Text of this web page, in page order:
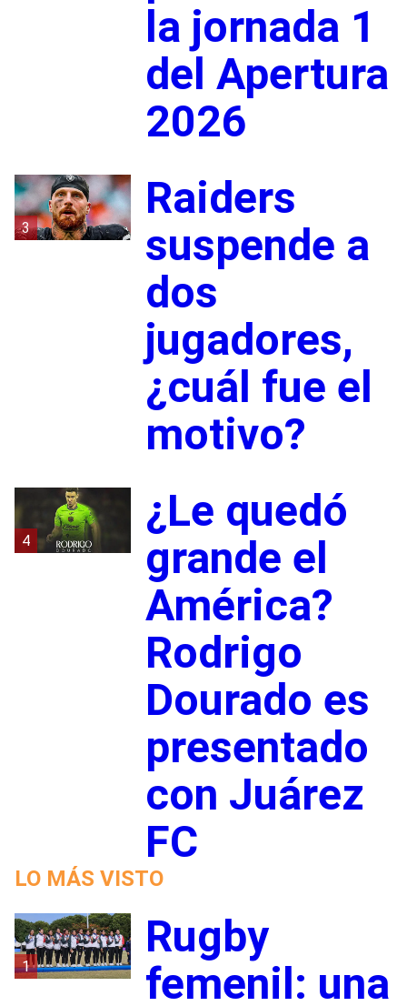
la jornada 1
del Apertura
2026
3
Raiders
suspende a
dos
jugadores,
¿cuál fue el
motivo?
4
¿Le quedó
grande el
América?
Rodrigo
Dourado es
presentado
con Juárez
FC
LO MÁS VISTO
1
Rugby
femenil: una